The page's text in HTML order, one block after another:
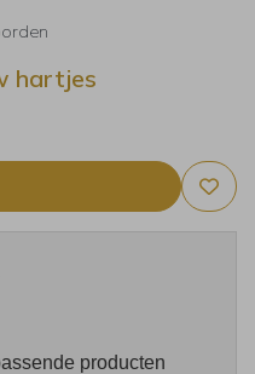
hartjes
producten